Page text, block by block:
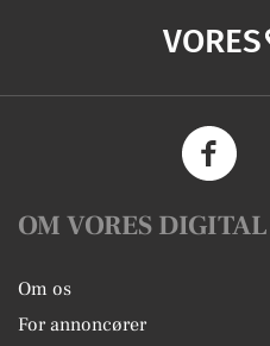
VORES
OM VORES DIGITAL
Om os
For annoncører